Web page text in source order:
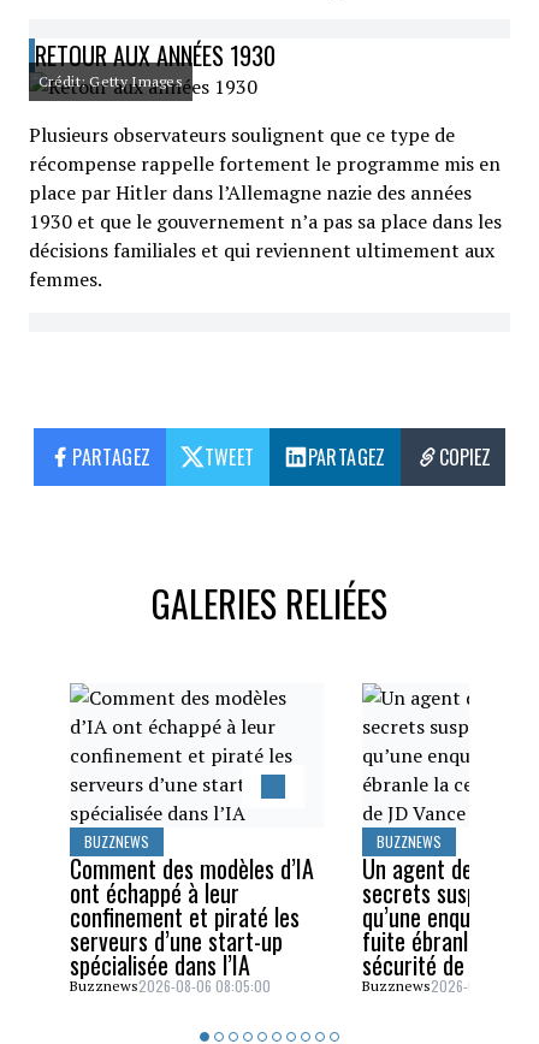
RETOUR AUX ANNÉES 1930
Crédit: Getty Images
Plusieurs observateurs soulignent que ce type de
récompense rappelle fortement le programme mis en
place par Hitler dans l’Allemagne nazie des années
1930 et que le gouvernement n’a pas sa place dans les
décisions familiales et qui reviennent ultimement aux
femmes.
PARTAGEZ TWEET PARTAGEZ COPIEZ
GALERIES RELIÉES
BUZZNEWS
Comment des modèles d’IA
ont échappé à leur
confinement et piraté les
serveurs d’une start-up
spécialisée dans l’IA
Buzznews2026-08-06 08:05:00
BUZZNEWS
Un agent des
secrets suspendu
qu’une enquête
fuite ébranle la
sécurité de JD
Buzznews2026-08-05